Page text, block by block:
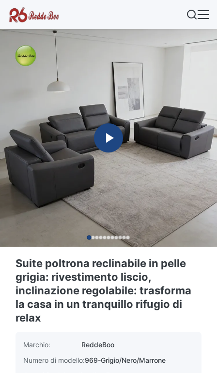
Suite poltrona reclinabile in pelle
grigia: rivestimento liscio,
inclinazione regolabile: trasforma
la casa in un tranquillo rifugio di
relax
Marchio:
ReddeBoo
Numero di modello:969-Grigio/Nero/Marrone